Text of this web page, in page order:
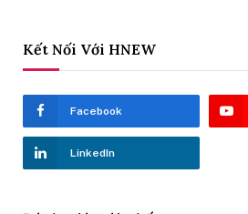
Kết Nối Với HNEW
Facebook
LinkedIn